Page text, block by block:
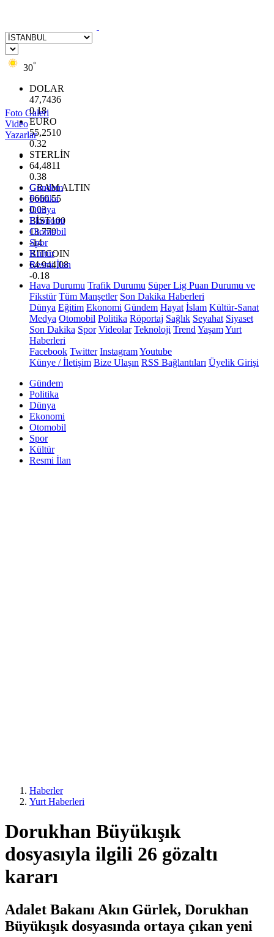
30°
DOLAR
47,7436
0.18
EURO
55,2510
0.32
STERLİN
64,4811
0.38
GRAM ALTIN
6660.55
0.03
BİST100
13.779
-14
BITCOIN
64.944,08
-0.18
Foto Galeri
Video
Yazarlar
Gündem
Politika
Dünya
Ekonomi
Otomobil
Spor
Kültür
Resmi İlan
Hava Durumu Trafik Durumu Süper Lig Puan Durumu ve
Fikstür Tüm Manşetler Son Dakika Haberleri
Dünya Eğitim Ekonomi Gündem Hayat İslam Kültür-Sanat
Medya Otomobil Politika Röportaj Sağlık Seyahat Siyaset
Son Dakika Spor Videolar Teknoloji Trend YaşamYurt
Haberleri
Facebook Twitter InstagramYoutube
Künye / İletişim Bize Ulaşın RSS Bağlantıları Üyelik Girişi
Gündem
Politika
Dünya
Ekonomi
Otomobil
Spor
Kültür
Resmi İlan
Haberler
Yurt Haberleri
Dorukhan Büyükışık
dosyasıyla ilgili 26 gözaltı
kararı
Adalet Bakanı Akın Gürlek, Dorukhan
Büyükışık dosyasında ortaya çıkan yeni